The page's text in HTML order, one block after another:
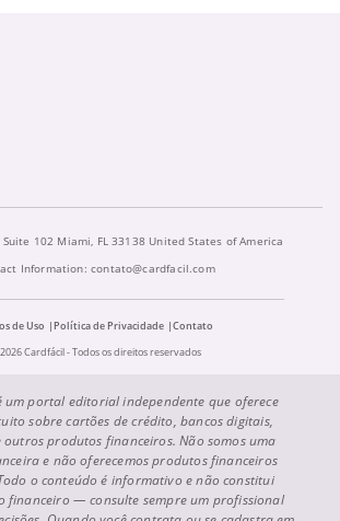
102 Miami, FL 33138 United States of America
Information: contato@cardfacil.com
de Uso Política de Privacidade
Contato
Cardfácil - Todos os direitos reservados
um portal editorial independente que oferece
sobre cartões de crédito, bancos digitais,
outros produtos financeiros. Não somos uma
e não oferecemos produtos financeiros
o conteúdo é informativo e não constitui
financeiro — consulte sempre um profissional